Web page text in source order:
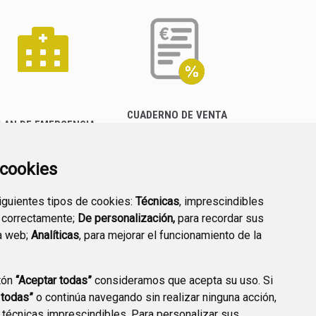
tipos de cookies: Técnicas, imprescindibles
De personalización, para recordar sus
web; Analíticas, para mejorar el funcionamiento de la
“Aceptar todas” consideramos que acepta su uso. Si
o continúa navegando sin realizar ninguna acción,
DE EMERGENCIA
CUADERNO DE VENTA
PREGUNTAS
FRECUENTES
PLAN DE ACCIÓN LOCAL
2030